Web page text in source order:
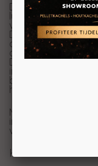
De EK63
luchtdichte
voor een speelse
Deze kachel
de kachel met wifi
daardoor de
Daarnaast kunt u
instellen met de
bijna niet meer
heerlijk genieten
Meer weten over
in onze 1200m2
verkoopspecialisten.
KOM VOOR UW